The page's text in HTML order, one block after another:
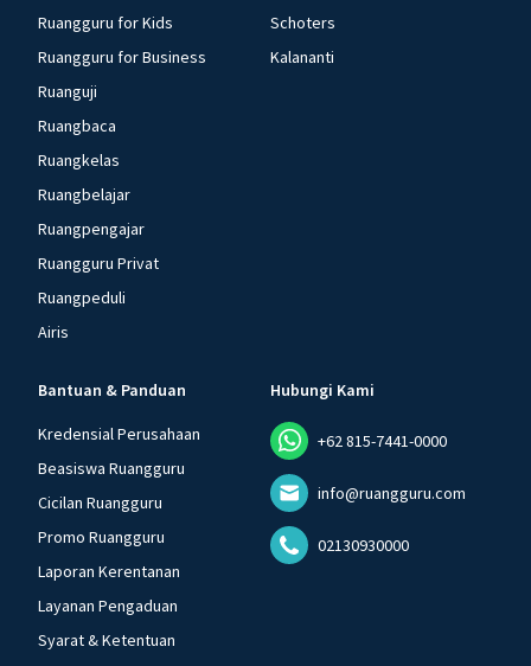
Ruangguru for Kids
Ruangguru for Business
Ruanguji
Ruangbaca
Ruangkelas
Ruangbelajar
Ruangpengajar
Ruangguru Privat
Ruangpeduli
Airis
Schoters
Kalananti
Bantuan & Panduan
Kredensial Perusahaan
Beasiswa Ruangguru
Cicilan Ruangguru
Promo Ruangguru
Laporan Kerentanan
Layanan Pengaduan
Syarat & Ketentuan
Hubungi Kami
+62 815-7441-0000
info@ruangguru.com
02130930000